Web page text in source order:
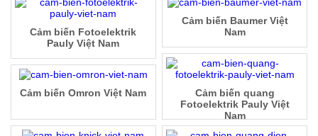
Cảm biến Baumer Việt
Nam
Cảm biến Fotoelektrik
Pauly Việt Nam
Cảm biến quang
Fotoelektrik Pauly Việt
Nam
Cảm biến Omron Việt Nam